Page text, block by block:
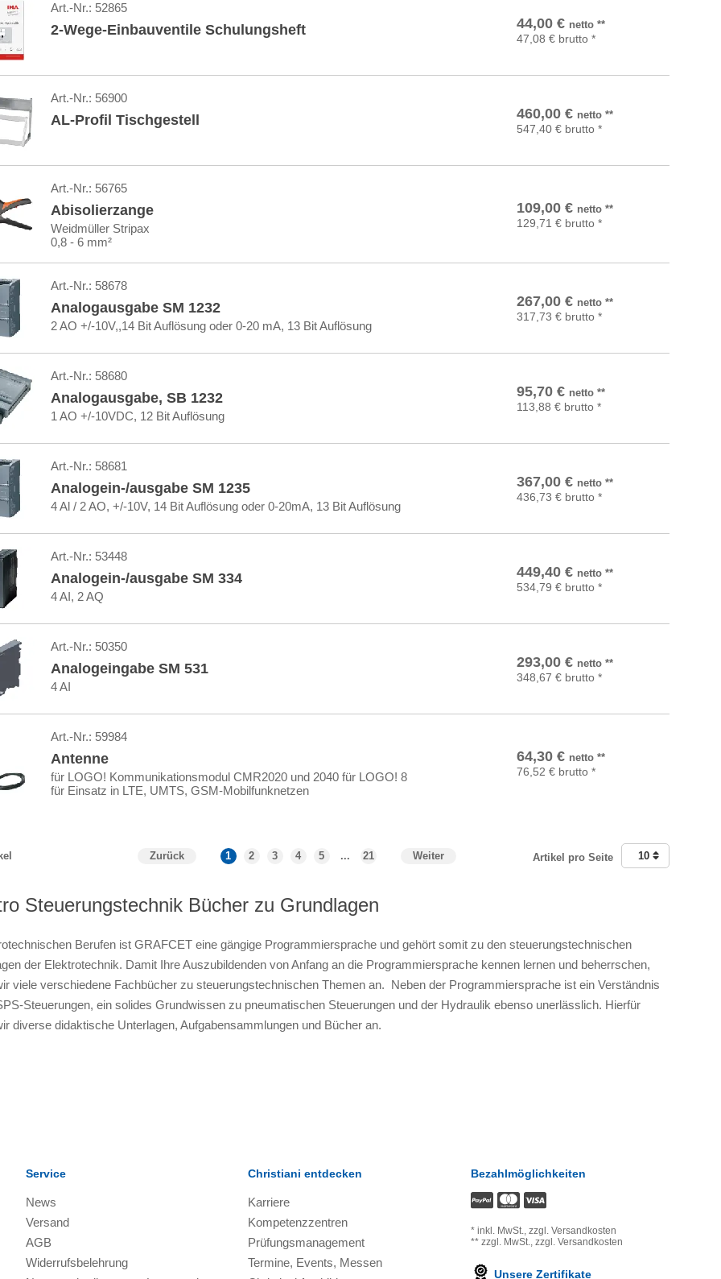
Art.-Nr.: 52865
2-Wege-Einbauventile Schulungsheft 44,00 € netto**
47,08 € brutto *
In den Warenkorb
Art.-Nr.: 56900
AL-Profil Tischgestell 460,00 € netto**
547,40 € brutto *
In den Warenkorb
Art.-Nr.: 56765
Abisolierzange
Weidmüller Stripax
0,8 - 6 mm²
109,00 € netto**
129,71 € brutto *
In den Warenkorb
Art.-Nr.: 58678
Analogausgabe SM 1232
2 AO +/-10V,,14 Bit Auflösung oder 0-20 mA, 13 Bit Auflösung
267,00 € netto**
317,73 € brutto *
In den Warenkorb
Art.-Nr.: 58680
Analogausgabe, SB 1232
1 AO +/-10VDC, 12 Bit Auflösung
95,70 € netto**
113,88 € brutto *
In den Warenkorb
Art.-Nr.: 58681
Analogein-/ausgabe SM 1235
4 Al / 2 AO, +/-10V, 14 Bit Auflösung oder 0-20mA, 13 Bit Auflösung
367,00 € netto**
436,73 € brutto *
In den Warenkorb
Art.-Nr.: 53448
Analogein-/ausgabe SM 334
4 AI, 2 AQ
449,40 € netto**
534,79 € brutto *
In den Warenkorb
Art.-Nr.: 50350
Analogeingabe SM 531
4 AI
293,00 € netto**
348,67 € brutto *
In den Warenkorb
Art.-Nr.: 59984
Antenne
für LOGO! Kommunikationsmodul CMR2020 und 2040 für LOGO! 8
für Einsatz in LTE, UMTS, GSM-Mobilfunknetzen
64,30 € netto**
76,52 € brutto *
In den Warenkorb
Zurück 1 2 3 4 5 ... 21 Weiter Artikel pro Seite 10
Steuerungstechnik Bücher zu Grundlagen
Berufen ist GRAFCET eine gängige Programmiersprache und gehört somit zu den steuerungstechnischen
der Elektrotechnik. Damit Ihre Auszubildenden von Anfang an die Programmiersprache kennen lernen und beherrschen,
viele verschiedene Fachbücher zu steuerungstechnischen Themen an. Neben der Programmiersprache ist ein Verständnis
Steuerungen, ein solides Grundwissen zu pneumatischen Steuerungen und der Hydraulik ebenso unerlässlich. Hierfür
diverse didaktische Unterlagen, Aufgabensammlungen und Bücher an.
Service
News
Versand
AGB
Widerrufsbelehrung
Christiani entdecken
Karriere
Kompetenzzentren
Prüfungsmanagement
Termine, Events, Messen
Bezahlmöglichkeiten
* inkl. MwSt., zzgl. Versandkosten
** zzgl. MwSt., zzgl. Versandkosten
Unsere Zertifikate